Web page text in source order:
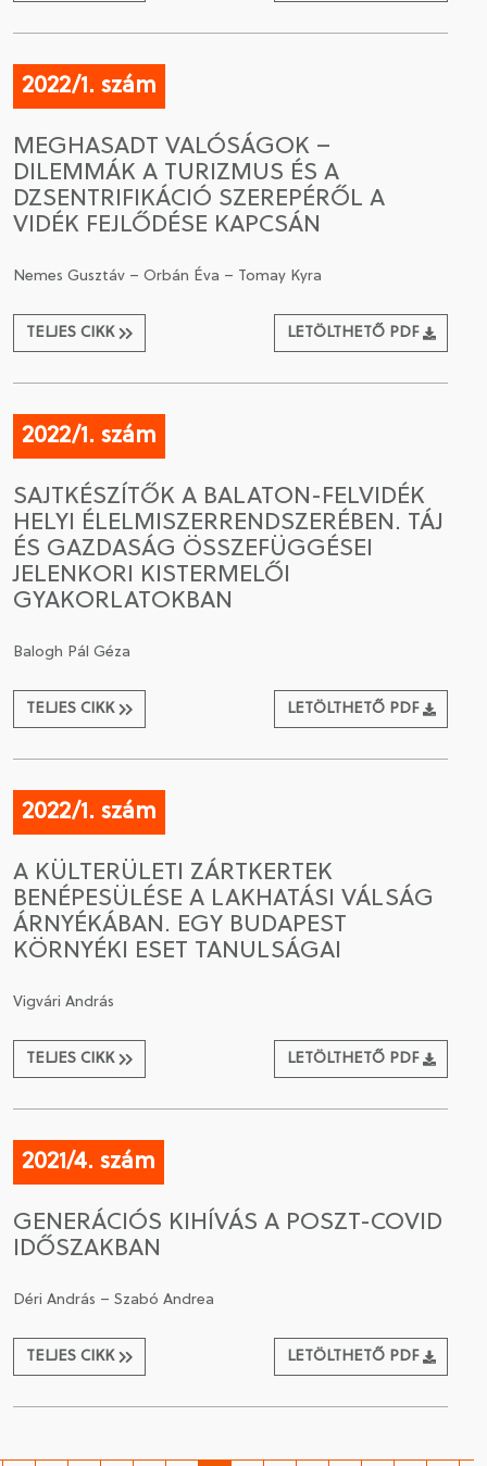
2022/1. szám
MEGHASADT VALÓSÁGOK –
DILEMMÁK A TURIZMUS ÉS A
DZSENTRIFIKÁCIÓ SZEREPÉRŐL A
VIDÉK FEJLŐDÉSE KAPCSÁN
Nemes Gusztáv – Orbán Éva – Tomay Kyra
TELJES CIKK LETÖLTHETŐ PDF
2022/1. szám
SAJTKÉSZÍTŐK A BALATON-FELVIDÉK
HELYI ÉLELMISZERRENDSZERÉBEN. TÁJ
ÉS GAZDASÁG ÖSSZEFÜGGÉSEI
JELENKORI KISTERMELŐI
GYAKORLATOKBAN
Balogh Pál Géza
TELJES CIKK LETÖLTHETŐ PDF
2022/1. szám
A KÜLTERÜLETI ZÁRTKERTEK
BENÉPESÜLÉSE A LAKHATÁSI VÁLSÁG
ÁRNYÉKÁBAN. EGY BUDAPEST
KÖRNYÉKI ESET TANULSÁGAI
Vigvári András
TELJES CIKK LETÖLTHETŐ PDF
2021/4. szám
GENERÁCIÓS KIHÍVÁS A POSZT-COVID
IDŐSZAKBAN
Déri András – Szabó Andrea
TELJES CIKK LETÖLTHETŐ PDF